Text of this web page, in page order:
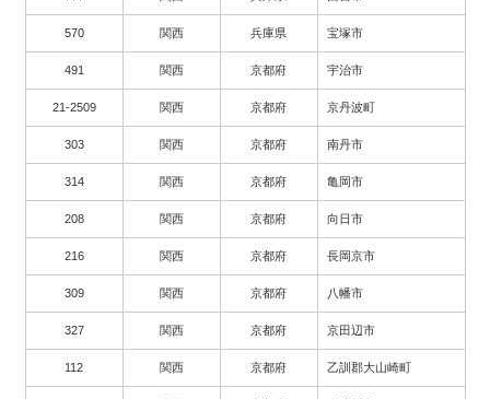
570 関西 兵庫県 宝塚市
491 関西 京都府 宇治市
21-2509 関西 京都府 京丹波町
303 関西 京都府 南丹市
314 関西 京都府 亀岡市
208 関西 京都府 向日市
216 関西 京都府 長岡京市
309 関西 京都府 八幡市
327 関西 京都府 京田辺市
112 関西 京都府 乙訓郡大山崎町